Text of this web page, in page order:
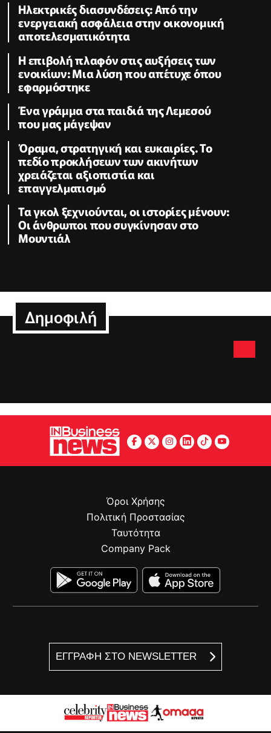
Ηλεκτρικές διασυνδέσεις: Από την
ενεργειακή ασφάλεια στην οικονομική
αποτελεσματικότητα
Η επιβολή πλαφόν στις αυξήσεις των
ενοικίων: Μια λύση που απέτυχε όπου
εφαρμόστηκε
Ένα γράμμα στα παιδιά της Λεμεσού
που μας μάγεψαν
Όραμα, στρατηγική και ευκαιρίες. Το
πεδίο προκλήσεων των ακινήτων
χρειάζεται αξιοπιστία και
επαγγελµατισµό
Τα γκολ ξεχνιούνται, οι ιστορίες μένουν:
Οι άνθρωποι που συγκίνησαν στο
Μουντιάλ
Δημοφιλή
ΕΓΓΡΑΦΗ ΣΤΟ NEWSLETTER
Όροι Χρήσης
Πολιτική Προστασίας
Ταυτότητα
Company Pack